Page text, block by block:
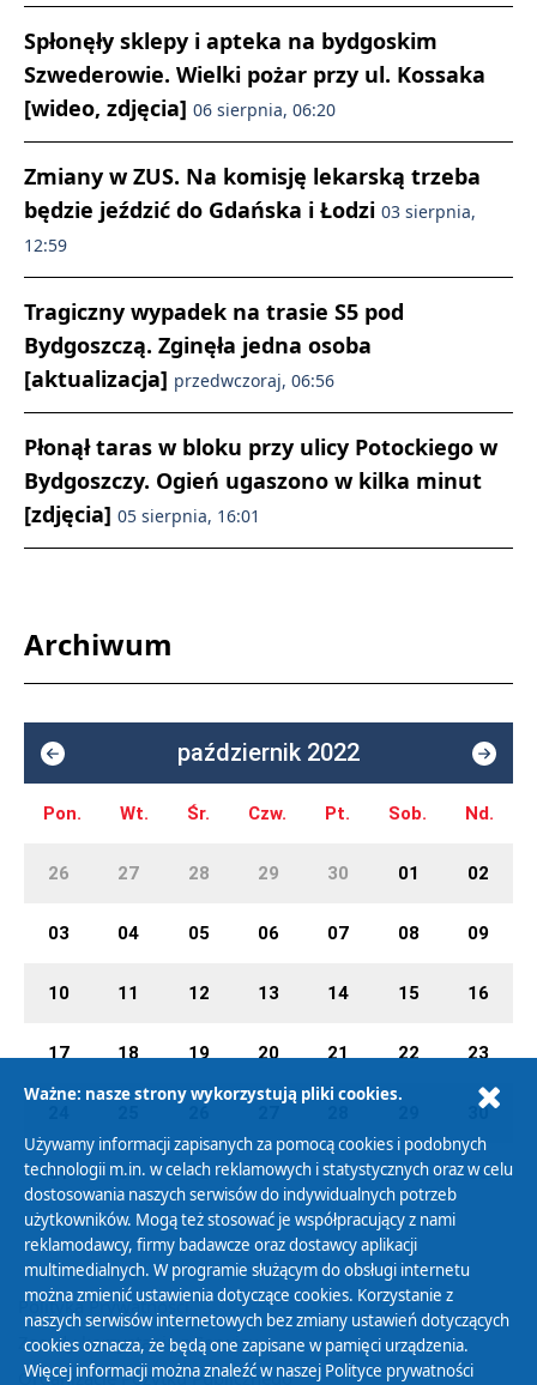
Spłonęły sklepy i apteka na bydgoskim
Szwederowie. Wielki pożar przy ul. Kossaka
[wideo, zdjęcia] 06 sierpnia, 06:20
Zmiany w ZUS. Na komisję lekarską trzeba
będzie jeździć do Gdańska i Łodzi 03 sierpnia,
12:59
Tragiczny wypadek na trasie S5 pod
Bydgoszczą. Zginęła jedna osoba
[aktualizacja] przedwczoraj, 06:56
Płonął taras w bloku przy ulicy Potockiego w
Bydgoszczy. Ogień ugaszono w kilka minut
[zdjęcia] 05 sierpnia, 16:01
Archiwum
październik 2022
Pon. Wt. Śr. Czw. Pt. Sob. Nd.
26 27 28 29 30 01 02
03 04 05 06 07 08 09
10 11 12 13 14 15 16
17 18 19 20 21 22 23
30
31 01 02 03 04 05 06
Polityka Prywatności
Zasady korzystania z Serwisu
Organizacje Pożytku Publicznego
Ważne: nasze strony wykorzystują pliki cookies.
Używamy informacji zapisanych za pomocą cookies i podobnych
technologii m.in. w celach reklamowych i statystycznych oraz w celu
dostosowania naszych serwisów do indywidualnych potrzeb
użytkowników. Mogą też stosować je współpracujący z nami
reklamodawcy, firmy badawcze oraz dostawcy aplikacji
multimedialnych. W programie służącym do obsługi internetu
można zmienić ustawienia dotyczące cookies. Korzystanie z
naszych serwisów internetowych bez zmiany ustawień dotyczących
cookies oznacza, że będą one zapisane w pamięci urządzenia.
Więcej informacji można znaleźć w naszej Polityce prywatności